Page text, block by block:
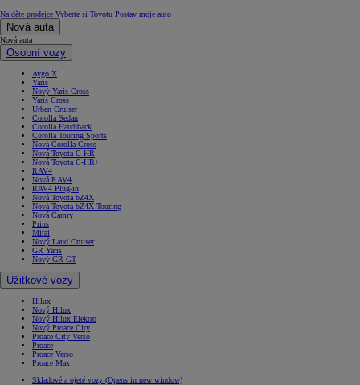
Najděte prodejce Vyberte si Toyotu Postav moje auto
Nová auta
Nová auta
Osobní vozy
Aygo X
Yaris
Nový Yaris Cross
Yaris Cross
Urban Cruiser
Corolla Sedan
Corolla Hatchback
Corolla Touring Sports
Nová Corolla Cross
Nová Toyota C-HR
Nová Toyota C-HR+
RAV4
Nová RAV4
RAV4 Plug-in
Nová Toyota bZ4X
Nová Toyota bZ4X Touring
Nová Camry
Prius
Mirai
Nový Land Cruiser
GR Yaris
Nový GR GT
Užitkové vozy
Hilux
Nový Hilux
Nový Hilux Elektro
Nový Proace City
Proace City Verso
Proace
Proace Verso
Proace Max
Skladové a ojeté vozy (Opens in new window)